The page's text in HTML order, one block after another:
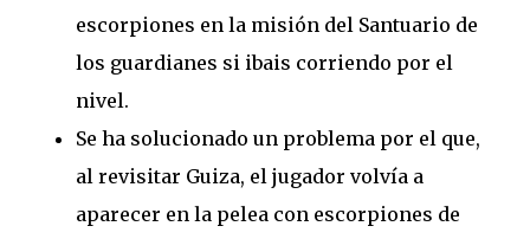
escorpiones en la misión del Santuario de
los guardianes si ibais corriendo por el
nivel.
Se ha solucionado un problema por el que,
al revisitar Guiza, el jugador volvía a
aparecer en la pelea con escorpiones de